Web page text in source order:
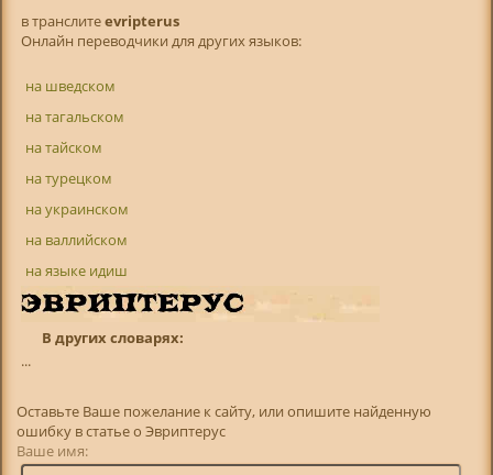
в транслитeevripterus
Онлайн переводчики для других языков:
на шведском
на тагальском
на тайском
на турецком
на украинском
на валлийском
на языке идиш
В других словарях:
...
Оставьте Ваше пожелание к сайту, или опишите найденную
ошибку в статье о Эвриптерус
Ваше имя: